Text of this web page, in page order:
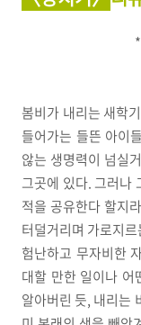
봄비가 내리는 새학
들어가는 들뜬 아이
않는 생명력이 넘실
그곳에 있다. 그러나
적을 공유한다 할지
터덜거리며 가로지
험난하고 무자비한
대할 만한 일이나 어
알아버린 듯, 내리는